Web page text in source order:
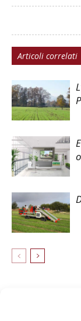
Articoli correlati